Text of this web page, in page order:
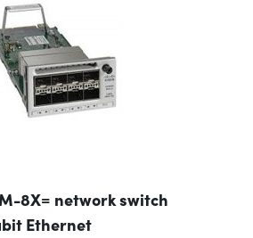
8X= network switch
Ethernet